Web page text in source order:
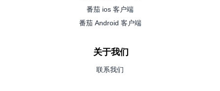
番茄 ios 客户端
番茄 Android 客户端
关于我们
联系我们